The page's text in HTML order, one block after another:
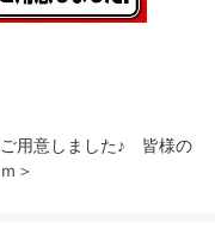
用意しました♪ 皆様の
＞